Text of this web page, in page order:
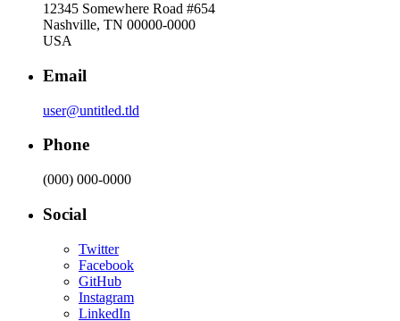
12345 Somewhere Road #654
Nashville, TN 00000-0000
USA
Email
user@untitled.tld
Phone
(000) 000-0000
Social
Twitter
Facebook
GitHub
Instagram
LinkedIn